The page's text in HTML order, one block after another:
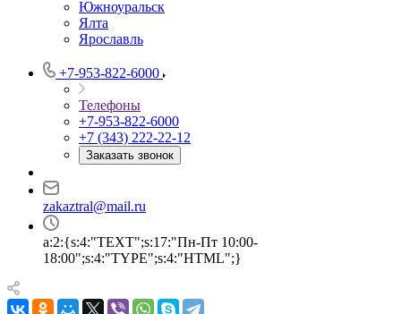
Южноуральск
Ялта
Ярославль
+7-953-822-6000
Телефоны
+7-953-822-6000
+7 (343) 222-22-12
Заказать звонок
zakaztral@mail.ru
a:2:{s:4:"TEXT";s:17:"Пн-Пт 10:00-
18:00";s:4:"TYPE";s:4:"HTML";}